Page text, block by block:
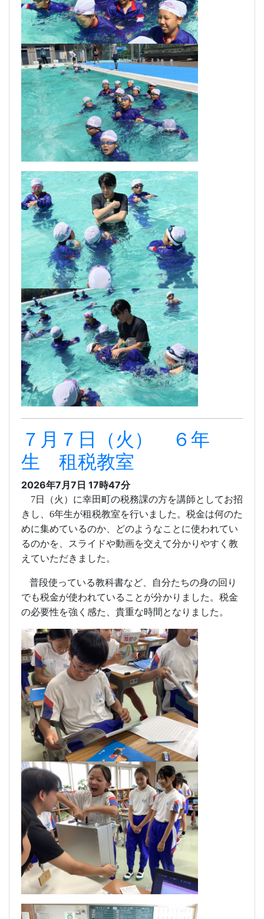
７月７日（火） ６年
生 租税教室
2026年7月7日 17時47分
7日（火）に幸田町の税務課の方を講師としてお招
きし、 6年生が租税教室を行いました。税金は何のた
めに集めているのか、どのようなことに使われてい
るのかを、スライドや動画を交えて分かりやすく教
えていただきました。
普段使っている教科書など、自分たちの身の回り
でも税金が使われていることが分かりました。税金
の必要性を強く感た、貴重な時間となりました。